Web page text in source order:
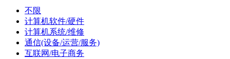
不限
计算机软件/硬件
计算机系统/维修
通信(设备/运营/服务)
互联网/电子商务